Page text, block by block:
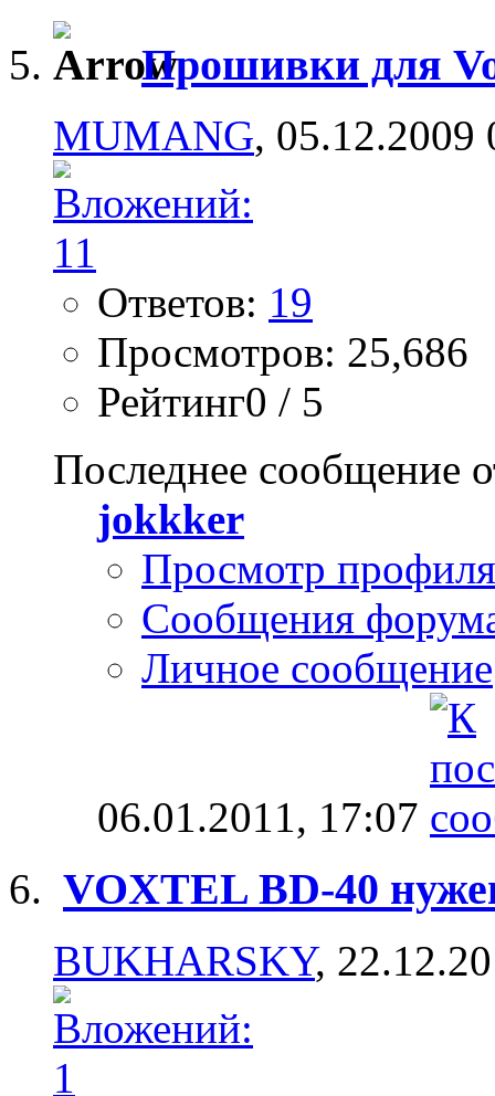
Прошивки для
MUMANG, 05.12.2009
Ответов: 19
Просмотров: 25,686
Рейтинг0 / 5
Последнее сообщение
jokkker
Просмотр профиля
Сообщения
Личное сообщение
06.01.2011, 17:07
VOXTEL BD-40
BUKHARSKY,